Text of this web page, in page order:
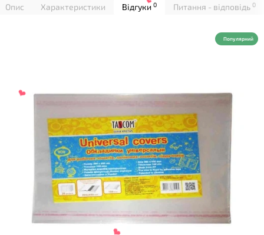
Опис Характеристики Відгуки 0 Питання - відповідь 0
Популярний
❤
❤